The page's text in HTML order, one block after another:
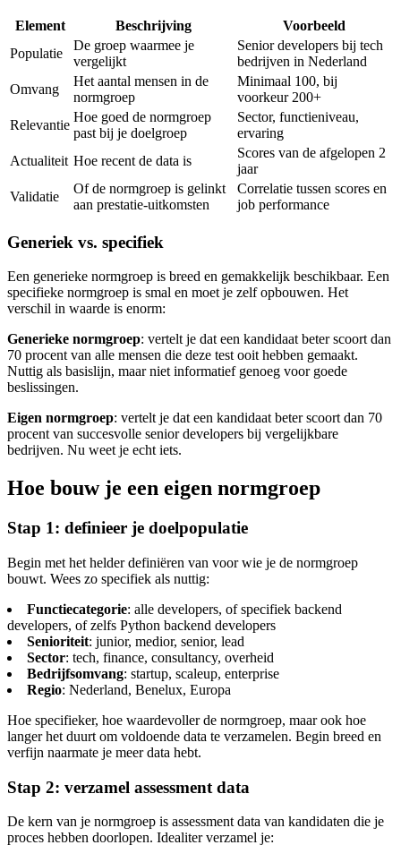
Element Beschrijving
Voorbeeld
Populatie
De groep waarmee je
vergelijkt
Senior developers bij tech
bedrijven in Nederland
Omvang
Het aantal mensen in de
normgroep
Minimaal 100, bij
voorkeur 200+
Relevantie
Hoe goed de normgroep
past bij je doelgroep
Sector, functieniveau,
ervaring
Actualiteit Hoe recent de data is
Scores van de afgelopen 2
jaar
Validatie
Of de normgroep is gelinkt
aan prestatie-uitkomsten
Correlatie tussen scores en
job performance
Generiek vs. specifiek
Een generieke normgroep is breed en gemakkelijk beschikbaar. Een
specifieke normgroep is smal en moet je zelf opbouwen. Het
verschil in waarde is enorm:
Generieke normgroep: vertelt je dat een kandidaat beter scoort dan
70 procent van alle mensen die deze test ooit hebben gemaakt.
Nuttig als basislijn, maar niet informatief genoeg voor goede
beslissingen.
Eigen normgroep: vertelt je dat een kandidaat beter scoort dan 70
procent van succesvolle senior developers bij vergelijkbare
bedrijven. Nu weet je echt iets.
Hoe bouw je een eigen normgroep
Stap 1: definieer je doelpopulatie
Begin met het helder definiëren van voor wie je de normgroep
bouwt. Wees zo specifiek als nuttig:
Functiecategorie: alle developers, of specifiek backend
developers, of zelfs Python backend developers
Senioriteit: junior, medior, senior, lead
Sector: tech, finance, consultancy, overheid
Bedrijfsomvang: startup, scaleup, enterprise
Regio: Nederland, Benelux, Europa
Hoe specifieker, hoe waardevoller de normgroep, maar ook hoe
langer het duurt om voldoende data te verzamelen. Begin breed en
verfijn naarmate je meer data hebt.
Stap 2: verzamel assessment data
De kern van je normgroep is assessment data van kandidaten die je
proces hebben doorlopen. Idealiter verzamel je: